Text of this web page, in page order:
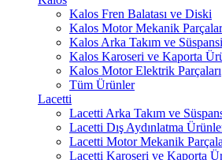
Kalos Fren Balatası ve Diski
Kalos Motor Mekanik
Kalos Arka Takım ve
Kalos Karoseri ve Kaporta
Kalos Motor Elektrik Parçaları
Tüm Ürünler
Lacetti
Lacetti Arka Takım ve
Lacetti Dış Aydınlatma
Lacetti Motor Mekanik
Lacetti Karoseri ve Kaporta